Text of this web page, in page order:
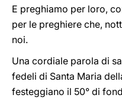
E preghiamo per loro,
per le preghiere che,
noi.
Una cordiale parola di
fedeli di Santa Maria
festeggiano il 50° di